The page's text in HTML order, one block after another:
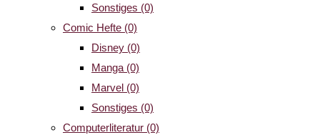
Sonstiges (0)
Comic Hefte (0)
Disney (0)
Manga (0)
Marvel (0)
Sonstiges (0)
Computerliteratur (0)